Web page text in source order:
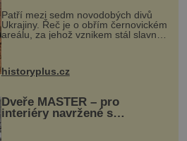
Patří mezi sedm novodobých divů
Ukrajiny. Řeč je o obřím černovickém
areálu, za jehož vznikem stál slavný
český architekt Josef Hlávka. Ten si
na něm dal mimořádně záležet. Jeho
historyplus.cz
Dveře MASTER – pro
interiéry navržené s
rozumem i vášní!